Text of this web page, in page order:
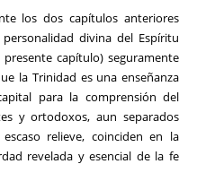
los dos capítulos anteriores
divina del Espíritu
capítulo) seguramente
la Trinidad es una enseñanza
para la comprensión del
y ortodoxos, aun separados
relieve, coinciden en la
revelada y esencial de la fe